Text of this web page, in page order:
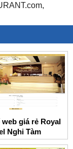
web giá rẻ Royal
Nghi Tàm